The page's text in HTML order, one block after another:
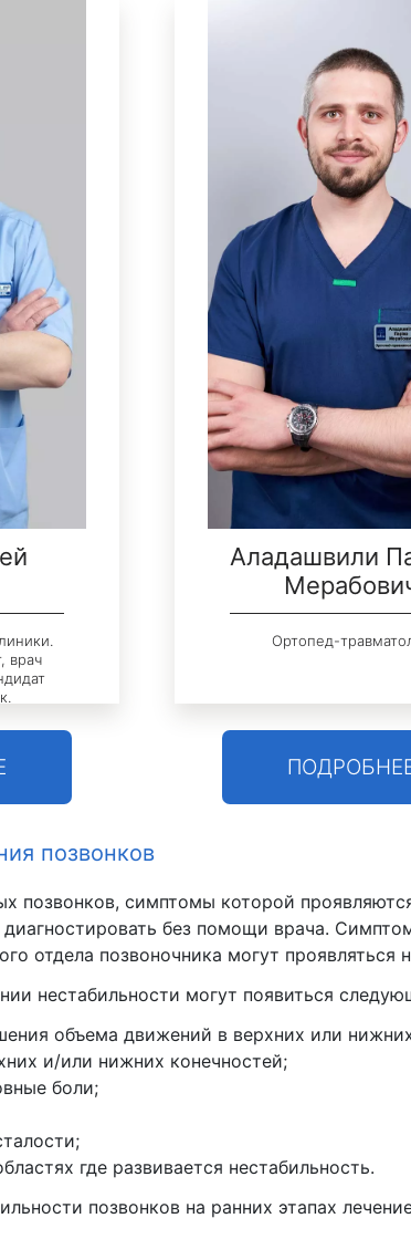
врач
Аладашвили
Ортопед-
позвонков
позвонков, симптомы которой
без помощи врача.
отдела позвоночника могут проявляться
нестабильности могут появиться
объема движений в верхних или
и/или нижних конечностей;
боли;
где развивается нестабильность.
позвонков на ранних этапах